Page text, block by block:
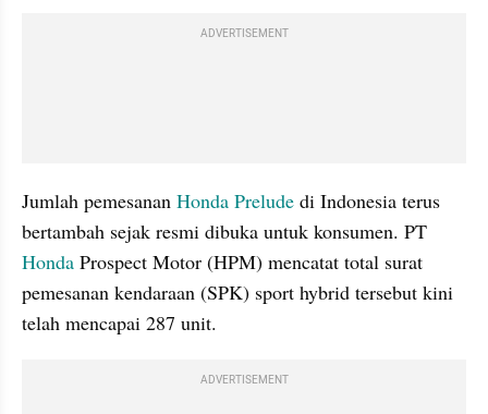
ADVERTISEMENT
Jumlah pemesanan Honda Prelude di Indonesia terus
Honda Prospect Motor (HPM) mencatat total surat
pemesanan kendaraan (SPK) sport hybrid tersebut kini
telah mencapai 287 unit.
ADVERTISEMENT